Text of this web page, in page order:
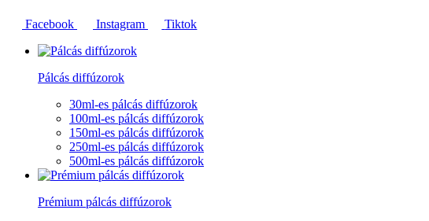
Facebook Instagram Tiktok
Pálcás diffúzorok
30ml-es pálcás diffúzorok
100ml-es pálcás diffúzorok
150ml-es pálcás diffúzorok
250ml-es pálcás diffúzorok
500ml-es pálcás diffúzorok
Prémium pálcás diffúzorok